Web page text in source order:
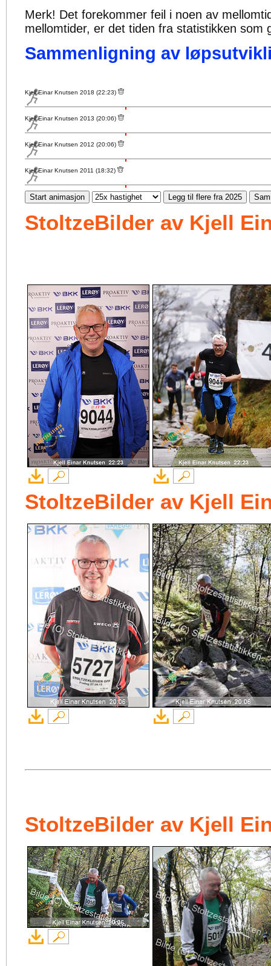
Merk! Det forekommer feil i noen av
mellomtider, er det tiden fra statistikken som
Sammenligning av
Kjell Einar Knutsen 2018 (22:23)
Kjell Einar Knutsen 2013 (20:06)
Kjell Einar Knutsen 2012 (20:06)
Kjell Einar Knutsen 2011 (18:32)
Start animasjon Legg til flere fra 2025
StoltzeBilder av Kjell
StoltzeBilder av Kjell
StoltzeBilder av Kjell